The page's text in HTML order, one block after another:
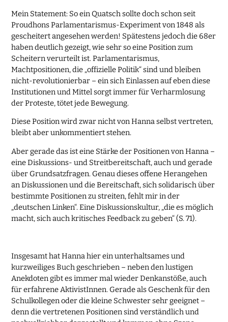
Mein Statement: So ein Quatsch sollte doch schon seit
Proudhons Parlamentarismus-Experiment von 1848 als
gescheitert angesehen werden! Spätestens jedoch die 68er
haben deutlich gezeigt, wie sehr so eine Position zum
Scheitern verurteilt ist. Parlamentarismus,
Machtpositionen, die „offizielle Politik“ sind und bleiben
nicht-revolutionierbar – ein sich Einlassen auf eben diese
Institutionen und Mittel sorgt immer für Verharmlosung
der Proteste, tötet jede Bewegung.
Diese Position wird zwar nicht von Hanna selbst vertreten,
bleibt aber unkommentiert stehen.
Aber gerade das ist eine Stärke der Positionen von Hanna –
eine Diskussions- und Streitbereitschaft, auch und gerade
über Grundsatzfragen. Genau dieses offene Herangehen
an Diskussionen und die Bereitschaft, sich solidarisch über
bestimmte Positionen zu streiten, fehlt mir in der
„deutschen Linken“. Eine Diskussionskultur, „die es möglich
macht, sich auch kritisches Feedback zu geben“ (S. 71).
Insgesamt hat Hanna hier ein unterhaltsames und
kurzweiliges Buch geschrieben – neben den lustigen
Anekdoten gibt es immer mal wieder Denkanstöße, auch
für erfahrene AktivistInnen. Gerade als Geschenk für den
Schulkollegen oder die kleine Schwester sehr geeignet –
denn die vertretenen Positionen sind verständlich und